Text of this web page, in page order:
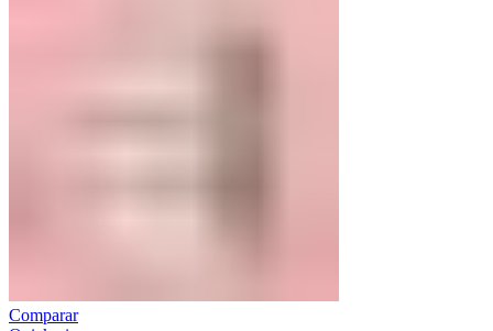
Comparar